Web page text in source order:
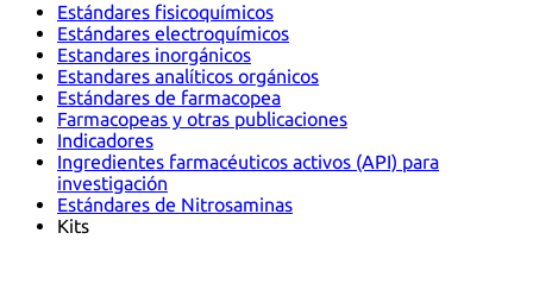
Estándares fisicoquímicos
Estándares electroquímicos
Estandares inorgánicos
Estandares analíticos orgánicos
Estándares de farmacopea
Farmacopeas y otras publicaciones
Indicadores
Ingredientes farmacéuticos activos (API) para
investigación
Estándares de Nitrosaminas
Kits